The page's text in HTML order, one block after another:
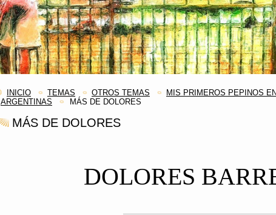
INICIO TEMAS OTROS TEMAS
MIS PRIMEROS PEPINOS
ARGENTINAS
MÁS DE DOLORES
MÁS DE DOLORES
DOLORES